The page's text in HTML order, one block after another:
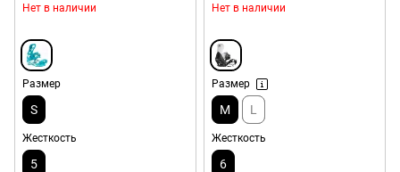
Нет в наличии
Размер
S
Жесткость
5
Нет в наличии
Размер
M L
Жесткость
6